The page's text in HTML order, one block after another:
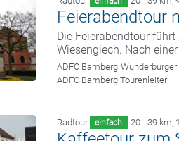
Feierabendtour
Die Feierabendtour
Wiesengiech. Nach
ADFC Bamberg
ADFC Bamberg Tourenleiter
Radtour einfach 20 - 39 km,